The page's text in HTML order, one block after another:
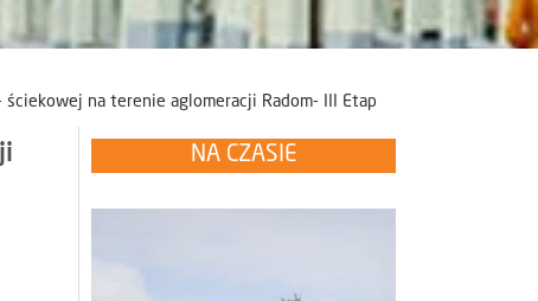
na terenie aglomeracji Radom- III Etap
NA CZASIE